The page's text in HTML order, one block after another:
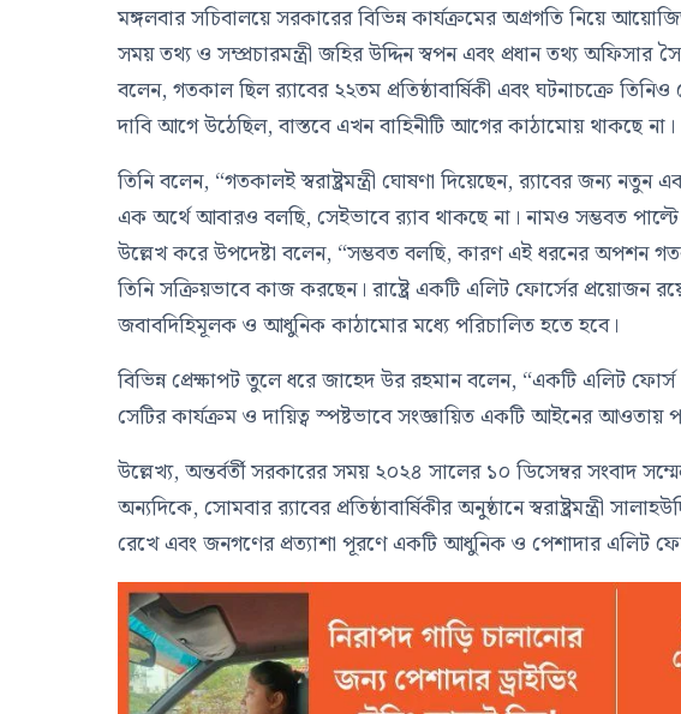
মঙ্গলবার সচিবালয়ে সরকারের বিভিন্ন কার্যক্রমের অগ্রগতি নিয়ে
সময় তথ্য ও সম্প্রচারমন্ত্রী জহির উদ্দিন স্বপন এবং প্রধান তথ্য
বলেন, গতকাল ছিল র‍্যাবের ২২তম প্রতিষ্ঠাবার্ষিকী এবং ঘটনাচক্রে
দাবি আগে উঠেছিল, বাস্তবে এখন বাহিনীটি আগের কাঠামোয় থাকছে না।
তিনি বলেন, “গতকালই স্বরাষ্ট্রমন্ত্রী ঘোষণা দিয়েছেন, র‍্যাবের জন্য
এক অর্থে আবারও বলছি, সেইভাবে র‍্যাব থাকছে না। নামও সম্ভবত
উল্লেখ করে উপদেষ্টা বলেন, “সম্ভবত বলছি, কারণ এই ধরনের অপশন
তিনি সক্রিয়ভাবে কাজ করছেন। রাষ্ট্রে একটি এলিট ফোর্সের প্রয়োজন
জবাবদিহিমূলক ও আধুনিক কাঠামোর মধ্যে পরিচালিত হতে হবে।
বিভিন্ন প্রেক্ষাপট তুলে ধরে জাহেদ উর রহমান বলেন, “একটি এলিট
সেটির কার্যক্রম ও দায়িত্ব স্পষ্টভাবে সংজ্ঞায়িত একটি আইনের আওতায়
উল্লেখ্য, অন্তর্বর্তী সরকারের সময় ২০২৪ সালের ১০ ডিসেম্বর সংবাদ
অন্যদিকে, সোমবার র‍্যাবের প্রতিষ্ঠাবার্ষিকীর অনুষ্ঠানে স্বরাষ্ট্রমন্ত্রী
রেখে এবং জনগণের প্রত্যাশা পূরণে একটি আধুনিক ও পেশাদার এলিট